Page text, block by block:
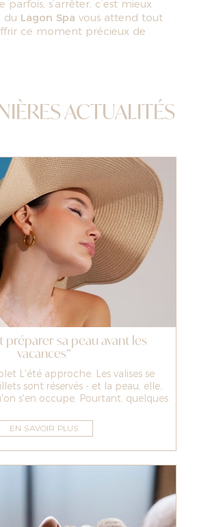
parfois, s’arrêter, c’est mieux
du Lagon Spa vous attend tout
ce moment précieux de
ACTUALITÉS
sa peau avant les
vacances”
L'été approche. Les valises se
sont réservés - et la peau, elle,
s'en occupe. Pourtant, quelques
EN SAVOIR PLUS